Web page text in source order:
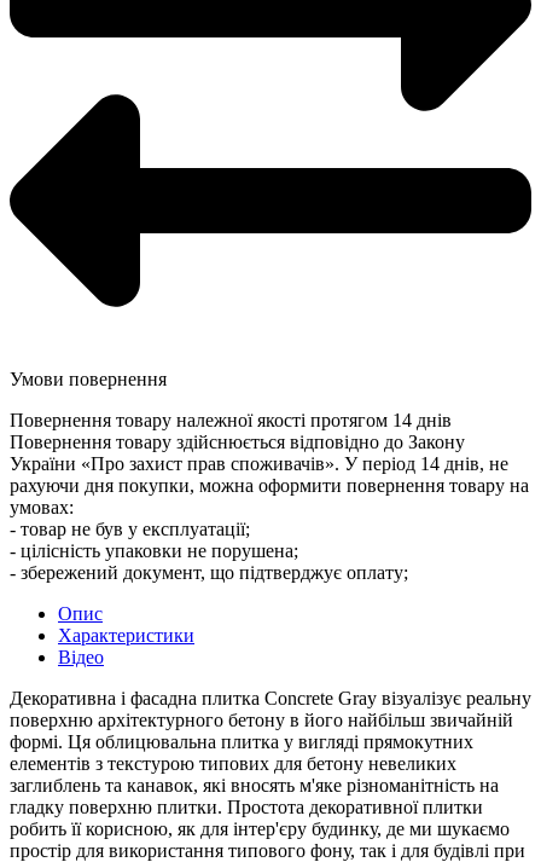
Умови повернення
Повернення товару належної якості протягом 14 днів
Повернення товару здійснюється відповідно до Закону
України «Про захист прав споживачів». У період 14 днів, не
рахуючи дня покупки, можна оформити повернення товару на
умовах:
- товар не був у експлуатації;
- цілісність упаковки не порушена;
- збережений документ, що підтверджує оплату;
Опис
Характеристики
Відео
Декоративна і фасадна плитка Concrete Gray візуалізує реальну
поверхню архітектурного бетону в його найбільш звичайній
формі. Ця облицювальна плитка у вигляді прямокутних
елементів з текстурою типових для бетону невеликих
заглиблень та канавок, які вносять м'яке різноманітність на
гладку поверхню плитки. Простота декоративної плитки
робить її корисною, як для інтер'єру будинку, де ми шукаємо
простір для використання типового фону, так і для будівлі при